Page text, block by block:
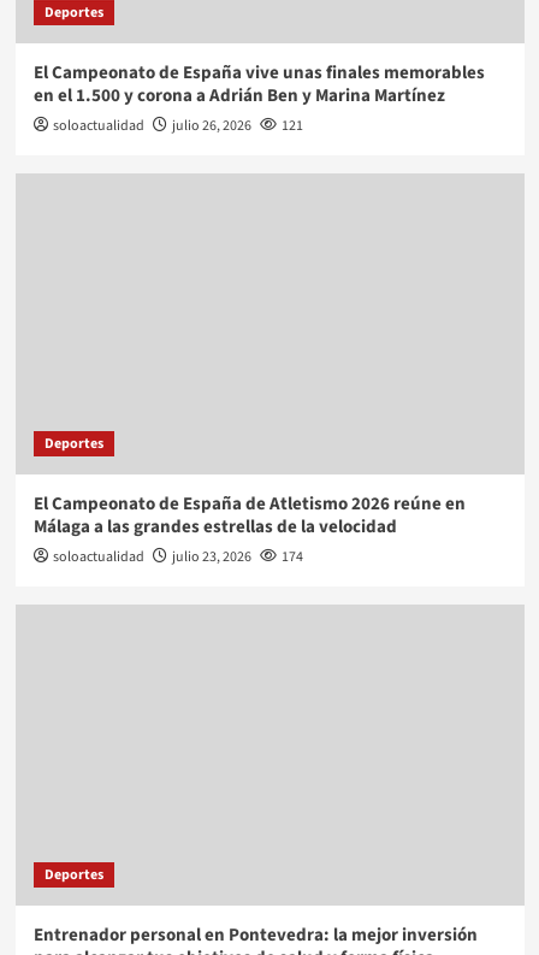
Deportes
El Campeonato de España vive unas finales memorables
en el 1.500 y corona a Adrián Ben y Marina Martínez
soloactualidad julio 26, 2026 121
Deportes
El Campeonato de España de Atletismo 2026 reúne en
Málaga a las grandes estrellas de la velocidad
soloactualidad julio 23, 2026 174
Deportes
Entrenador personal en Pontevedra: la mejor inversión